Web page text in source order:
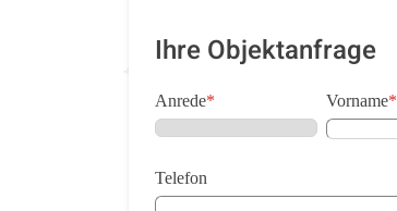
Ihre Objektanfrage
Anrede* Vorname*
Telefon